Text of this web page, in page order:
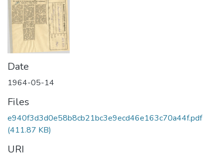
Date
1964-05-14
Files
e940f3d3d0e58b8cb21bc3e9ecd46e163c70a44f.pdf
(411.87 KB)
URI